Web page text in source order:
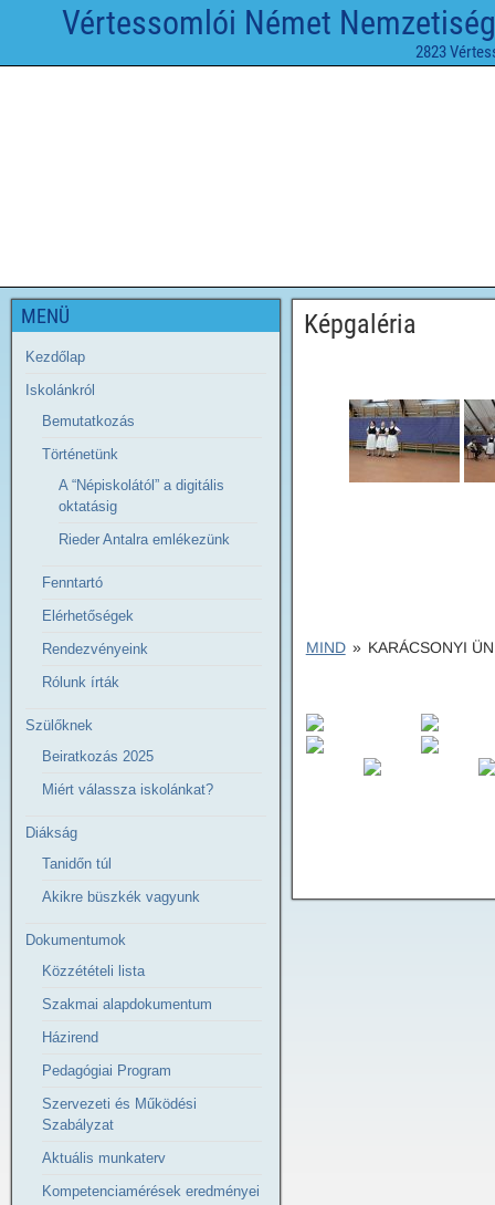
Vértessomlói Német
2823
Képgaléria
MIND » KARÁCSONYI
MENÜ
Kezdőlap
Iskolánkról
Bemutatkozás
Történetünk
A “Népiskolától” a digitális
oktatásig
Rieder Antalra emlékezünk
Fenntartó
Elérhetőségek
Rendezvényeink
Rólunk írták
Szülőknek
Beiratkozás 2025
Miért válassza iskolánkat?
Diákság
Tanidőn túl
Akikre büszkék vagyunk
Dokumentumok
Közzétételi lista
Szakmai alapdokumentum
Házirend
Pedagógiai Program
Szervezeti és Működési
Szabályzat
Aktuális munkaterv
Kompetenciamérések eredményei